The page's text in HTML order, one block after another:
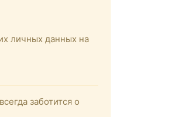
личных данных на
заботится о